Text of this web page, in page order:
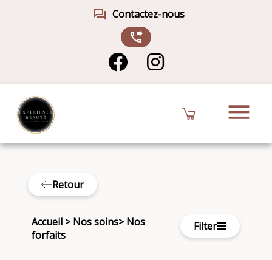
forum Contactez-nous
phone_forwarded
menu
Retour
Accueil >Nos soins>Nos
forfaits
Filter